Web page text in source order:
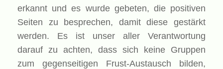
erkannt und es wurde gebeten, die positiven
Seiten zu besprechen, damit diese gestärkt
werden. Es ist unser aller Verantwortung
darauf zu achten, dass sich keine Gruppen
zum gegenseitigen Frust-Austausch bilden,